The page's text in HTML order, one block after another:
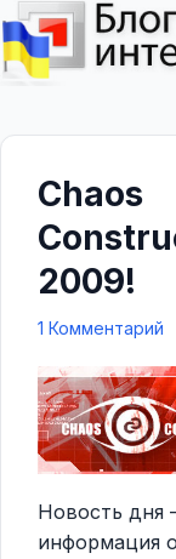
Chaos
2009!
1 Комментарий
Новость дня
информация